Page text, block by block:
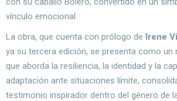
vínculo emocional.
La obra, que cuenta con prólogo de Irene
ya su tercera edición, se presenta como un
que aborda la resiliencia, la identidad y la
adaptación ante situaciones límite,
testimonio inspirador dentro del género de